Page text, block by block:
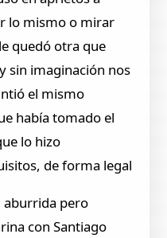
lo mismo o mirar
quedó otra que
sin imaginación nos
el mismo
había tomado el
lo hizo
de forma legal
aburrida pero
con Santiago